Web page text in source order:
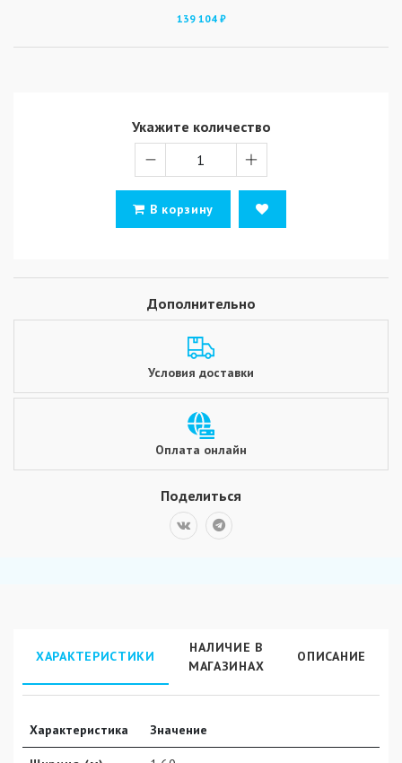
139 104 ₽
Укажите количество
В корзину
Дополнительно
Условия доставки
Оплата онлайн
Поделиться
ХАРАКТЕРИСТИКИ
НАЛИЧИЕ В
МАГАЗИНАХ
ОПИСАНИЕ
Характеристика Значение